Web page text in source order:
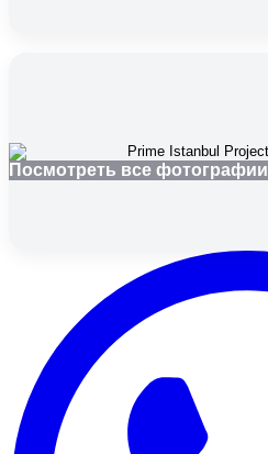
Посмотреть все фотографии